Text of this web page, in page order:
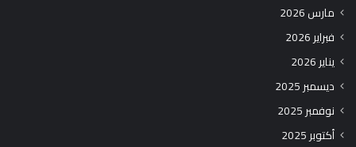
مارس 2026
فبراير 2026
يناير 2026
ديسمبر 2025
نوفمبر 2025
أكتوبر 2025